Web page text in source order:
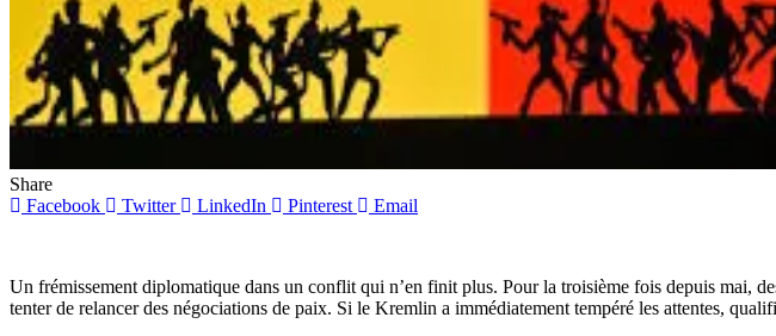
Share
Facebook
Twitter LinkedIn Pinterest Email
Un frémissement diplomatique dans un conflit qui n’en finit plus. Pour la troisième fois depuis mai,
tenter de relancer des négociations de paix. Si le Kremlin a immédiatement tempéré les attentes,